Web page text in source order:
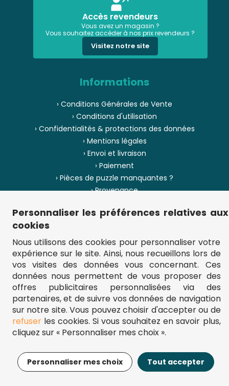
17,95€ Ajouter au panier
Accès revendeurs
Vous avez un magasin ?
Vous souhaitez accéder à nos prix revendeurs ?
Visitez notre site
Informations
› Conditions Générales de Vente
› Conditions d'utilisation
› Confidentialités & protections des données
› Mentions légales
› Envoi et livraison
› Paiement
› Pièces de puzzle manquantes ?
› Provenance
› Plan du site
** Frais d'envoi = 6,95 € (France) / gratuit à partir de 45 €.
fou-de-puzzle.com : le site référence pour acheter des puzzles de
qualité à bon prix.
© Fou-de-puzzle.com 2011 - 2026
Personnaliser les préférences relatives aux
cookies
Nous utilisons des cookies pour personnaliser votre
expérience sur le site. Ainsi, nous recueillons lors de
vos visites des données vous concernant. Ces
données nous permettent de vous proposer des
offres publicitaires personnalisées via des
partenaires, et de suivre vos données de navigation
sur notre site. Vous pouvez choisir d'accepter ou de
refuserles cookies. Si vous souhaitez en savoir plus,
cliquez sur « Personnaliser mes choix ».
Personnaliser mes choix Tout accepter